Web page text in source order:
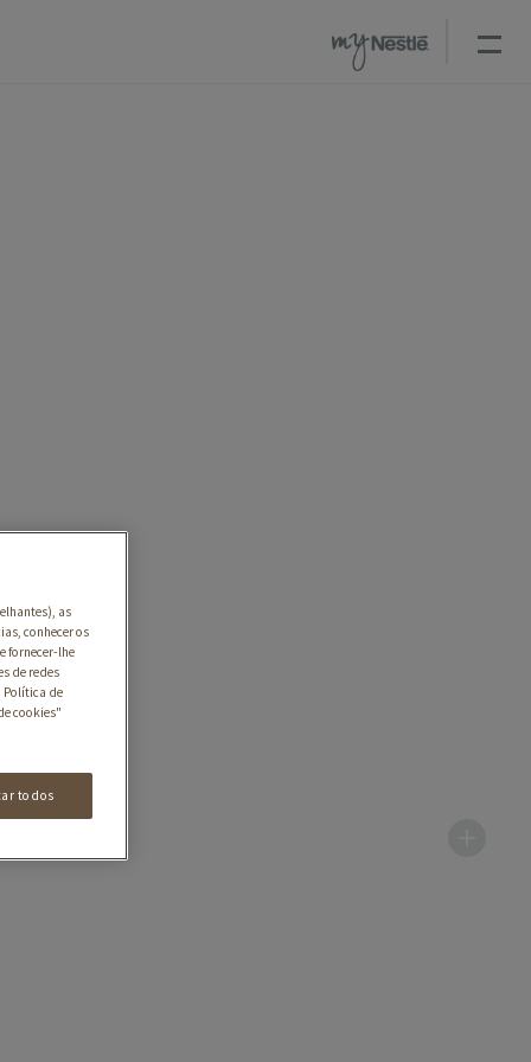
as
conhecer os
fornecer-lhe
de redes
Política de
cookies"
todos